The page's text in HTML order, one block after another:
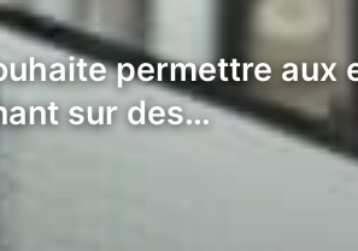
permettre aux
sur des…